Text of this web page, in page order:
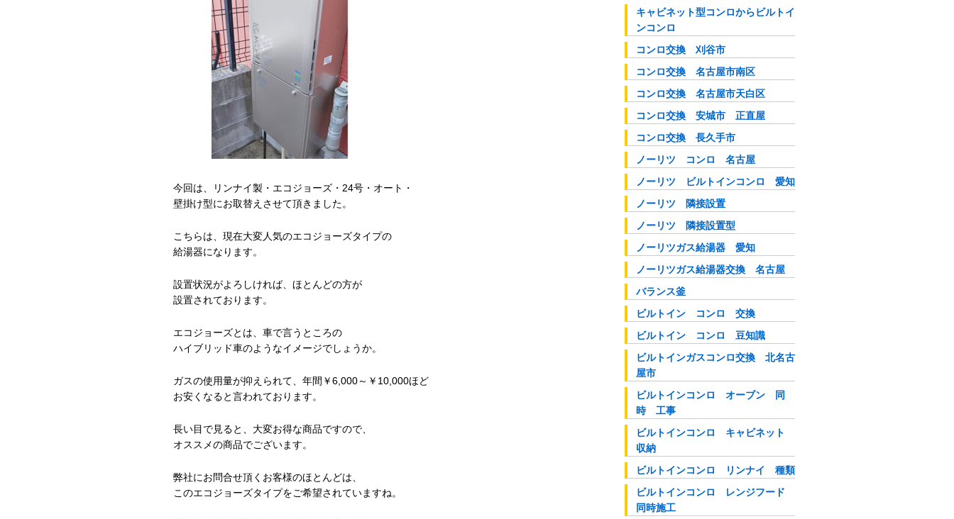
今回は、リンナイ製・エコジョーズ・24号・オート・
壁掛け型にお取替えさせて頂きました。
こちらは、現在大変人気のエコジョーズタイプの
給湯器になります。
設置状況がよろしければ、ほとんどの方が
設置されております。
エコジョーズとは、車で言うところの
ハイブリッド車のようなイメージでしょうか。
ガスの使用量が抑えられて、年間￥6,000～￥10,000ほど
お安くなると言われております。
長い目で見ると、大変お得な商品ですので、
オススメの商品でございます。
弊社にお問合せ頂くお客様のほとんどは、
このエコジョーズタイプをご希望されていますね。
キャビネット型コンロからビルトイ
ンコンロ
コンロ交換 刈谷市
コンロ交換 名古屋市南区
コンロ交換 名古屋市天白区
コンロ交換 安城市 正直屋
コンロ交換 長久手市
ノーリツ コンロ 名古屋
ノーリツ ビルトインコンロ 愛知
ノーリツ 隣接設置
ノーリツ 隣接設置型
ノーリツガス給湯器 愛知
ノーリツガス給湯器交換 名古屋
バランス釜
ビルトイン コンロ 交換
ビルトイン コンロ 豆知識
ビルトインガスコンロ交換 北名古
屋市
ビルトインコンロ オーブン 同
時 工事
ビルトインコンロ キャビネット
収納
ビルトインコンロ リンナイ 種類
ビルトインコンロ レンジフード
同時施工